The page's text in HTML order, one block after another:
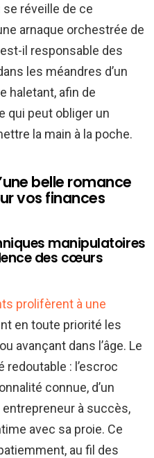
réveille de ce
arnaque orchestrée de
il responsable des
les méandres d’un
haletant, afin de
qui peut obliger un
la main à la poche.
belle romance
vos finances
manipulatoires
des cœurs
prolifèrent à une
en toute priorité les
avançant dans l’âge. Le
redoutable : l’escroc
connue, d’un
entrepreneur à succès,
avec sa proie. Ce
au fil des